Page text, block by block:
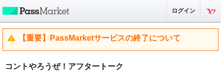
ログイン
【重要】PassMarketサービスの終了について
コントやろうぜ！アフタートーク